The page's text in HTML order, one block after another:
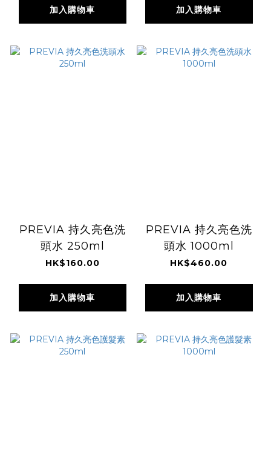
加入購物車 加入購物車
PREVIA 持久亮色洗
頭水 250ml
HK$160.00
加入購物車
PREVIA 持久亮色洗
頭水 1000ml
HK$460.00
加入購物車